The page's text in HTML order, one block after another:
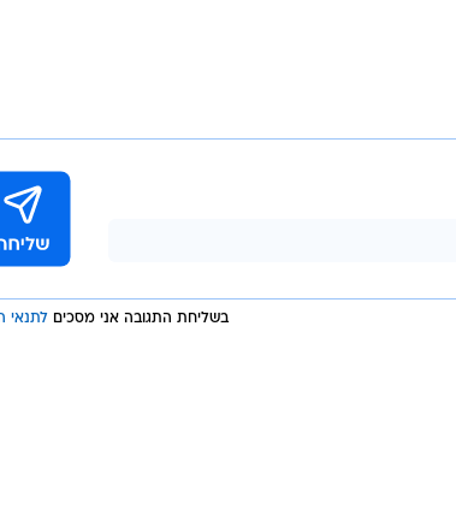
בשליחת התגובה אני מסכים לתנאי